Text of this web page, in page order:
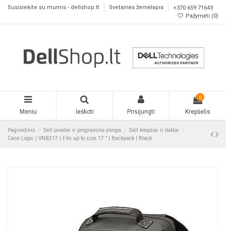
Susisiekite su mumis - dellshop.lt Svetainės žemėlapis
+370 659 71643
Pažymėti (0)
Meniu Ieškoti Prisijungti
0
Krepšelis
Pagrindinis Dell priedai ir programinė įranga
Dell krepšiai ir dėklai
Case Logic | VNB217 | Fits up to size 17 " | Backpack | Black